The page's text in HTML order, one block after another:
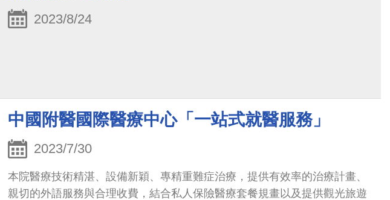
2023/8/24
中國附醫國際醫療中心「一站式就醫服務」
2023/7/30
本院醫療技術精湛、設備新穎、專精重難症治療，提供有效率的治療計畫、
親切的外語服務與合理收費，結合私人保險醫療套餐規畫以及提供觀光旅遊